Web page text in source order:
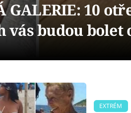
GALERIE: 10
vás budou bolet
EXTRÉM